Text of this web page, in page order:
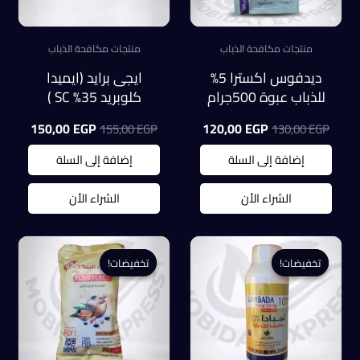
منتجات مكافحة الذباب
ديدفوس اكسترا 5%
للذباب عبوة 500جرام
130,00EGP السعر
الأصلي
هو:
130,00 EGP.
120,00EGP
الحالي
120,00 EGP.
إضافة إلى السلة
الشراء الأن
منتجات مكافحة الذباب
ايجى برايد (ايميدا
كلوبريد 35% SC )
(عبوة100ملل)
155,00EGP السعر
الأصلي
هو:
155,00 EGP.
150,00EGP
EGP.
إضافة إلى السلة
الشراء الأن
تخفيضات!
تخفيضات! تخفيضات!
تخفيضات!